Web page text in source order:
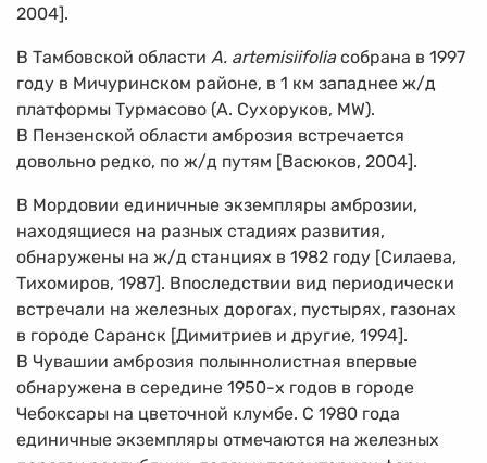
2004].
В Тамбовской области A. artemisiifoliaсобрана в 1997
году в Мичуринском районе, в 1 км западнее ж/д
платформы Турмасово (А. Сухоруков, MW).
В Пензенской области амброзия встречается
довольно редко, по ж/д путям [Васюков, 2004].
В Мордовии единичные экземпляры амброзии,
находящиеся на разных стадиях развития,
обнаружены на ж/д станциях в 1982 году [Силаева,
Тихомиров, 1987]. Впоследствии вид периодически
встречали на железных дорогах, пустырях, газонах
в городе Саранск [Димитриев и другие, 1994].
В Чувашии амброзия полыннолистная впервые
обнаружена в середине 1950-х годов в городе
Чебоксары на цветочной клумбе. С 1980 года
единичные экземпляры отмечаются на железных